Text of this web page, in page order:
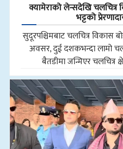
क्यामेराको लेन्सदेखि चलचित्र
भट्टको
सुदूरपश्चिमबाट चलचित्र विकास
अवसर, दुई दशकभन्दा लामो
बैतडीमा जन्मिएर चलचित्र